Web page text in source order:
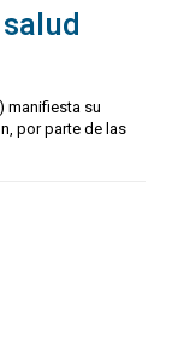
manifiesta su
por parte de las